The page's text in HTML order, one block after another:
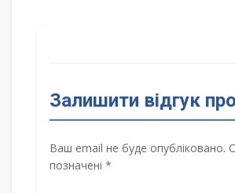
Залишити відгук
Ваш email не буде опубліковано.
позначені *